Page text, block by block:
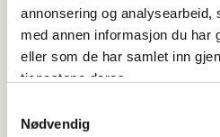
annonsering og analysearbeid,
med annen informasjon du har
eller som de har samlet inn
tjenestene deres.
Nødvendig
Dokumentasjon
Alternative produkter